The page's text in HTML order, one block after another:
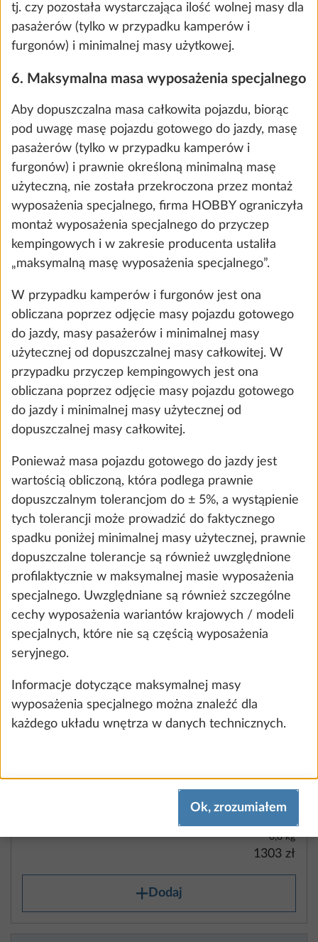
Zewnętrzne przyłącze gazu
1,5 kg
Dodaj
Regulator ciśnienia gazu TRUMA
DuoControl wraz z automatycznym
zderzeniowy i filtr gazu
2209 zł
Dodaj
o poziomie napełnienia zbiornika gazu
0,8 kg
1303 zł
Dodaj
tj. czy pozostała wystarczająca ilość wolnej masy dla
pasażerów (tylko w przypadku kamperów i
furgonów) i minimalnej masy użytkowej.
6. Maksymalna masa wyposażenia specjalnego
Aby dopuszczalna masa całkowita pojazdu, biorąc
pod uwagę masę pojazdu gotowego do jazdy, masę
pasażerów (tylko w przypadku kamperów i
furgonów) i prawnie określoną minimalną masę
użyteczną, nie została przekroczona przez montaż
wyposażenia specjalnego, firma HOBBY ograniczyła
montaż wyposażenia specjalnego do przyczep
kempingowych i w zakresie producenta ustaliła
„maksymalną masę wyposażenia specjalnego”.
W przypadku kamperów i furgonów jest ona
obliczana poprzez odjęcie masy pojazdu gotowego
do jazdy, masy pasażerów i minimalnej masy
użytecznej od dopuszczalnej masy całkowitej. W
przypadku przyczep kempingowych jest ona
obliczana poprzez odjęcie masy pojazdu gotowego
do jazdy i minimalnej masy użytecznej od
dopuszczalnej masy całkowitej.
Ponieważ masa pojazdu gotowego do jazdy jest
wartością obliczoną, która podlega prawnie
dopuszczalnym tolerancjom do ± 5%, a wystąpienie
tych tolerancji może prowadzić do faktycznego
spadku poniżej minimalnej masy użytecznej, prawnie
dopuszczalne tolerancje są również uwzględnione
profilaktycznie w maksymalnej masie wyposażenia
specjalnego. Uwzględniane są również szczególne
cechy wyposażenia wariantów krajowych / modeli
specjalnych, które nie są częścią wyposażenia
seryjnego.
Informacje dotyczące maksymalnej masy
wyposażenia specjalnego można znaleźć dla
każdego układu wnętrza w danych technicznych.
Ok, zrozumiałem